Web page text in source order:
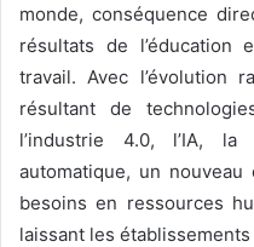
monde, conséquence
résultats de
travail. Avec l’évolution
résultant de
l’industrie 4.0, l’IA, la
automatique, un
besoins en ressources
laissant les